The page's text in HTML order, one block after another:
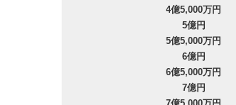
4億5,000万円
5億円
5億5,000万円
6億円
6億5,000万円
7億円